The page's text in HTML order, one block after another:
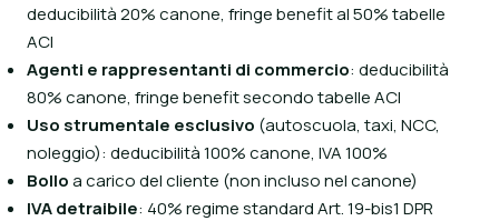
deducibilità 20% canone, fringe benefit al 50% tabelle
ACI
Agenti e rappresentanti di commercio: deducibilità
80% canone, fringe benefit secondo tabelle ACI
Uso strumentale esclusivo (autoscuola, taxi, NCC,
noleggio): deducibilità 100% canone, IVA 100%
Bolloa carico del cliente (non incluso nel canone)
IVA detraibile: 40% regime standard Art. 19-bis1 DPR